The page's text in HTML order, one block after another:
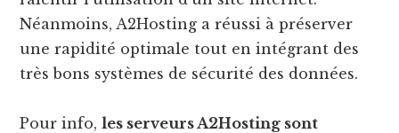
Néanmoins, A2Hosting a réussi à préserver
une rapidité optimale tout en intégrant des
très bons systèmes de sécurité des données.
Pour info,les serveurs A2Hosting sont